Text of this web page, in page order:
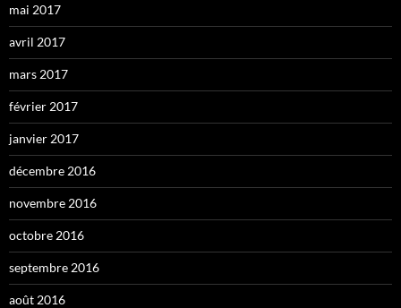
mai 2017
avril 2017
mars 2017
février 2017
janvier 2017
décembre 2016
novembre 2016
octobre 2016
septembre 2016
août 2016